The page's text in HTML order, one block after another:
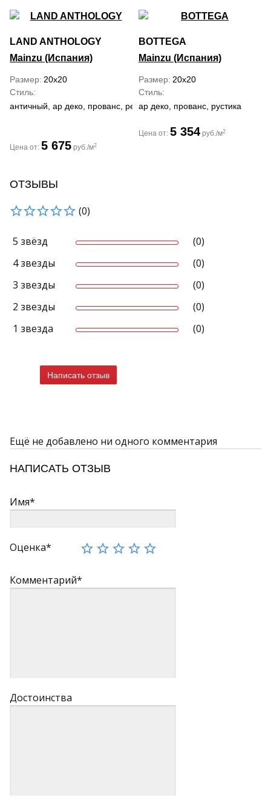
LAND ANTHOLOGY
Mainzu (Испания)
Размер 20x20
Стиль
античный, ар деко, прованс, ретро, рустика, средиземноморский
Цена от: 5 675 руб./м2
BOTTEGA
Mainzu (Испания)
Размер 20x20
Стиль
ар деко, прованс, рустика
Цена от: 5 354 руб./м2
ОТЗЫВЫ
(0)
5 звёзд
(0)
4 звезды
(0)
3 звезды
(0)
2 звезды
(0)
1 звезда
(0)
Написать отзыв
Ещё не добавлено ни одного комментария
НАПИСАТЬ ОТЗЫВ
Имя*
Оценка*
Комментарий*
Достоинства